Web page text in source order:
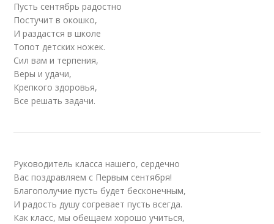
Пусть сентябрь радостно
Постучит в окошко,
И раздастся в школе
Топот детских ножек.
Сил вам и терпения,
Веры и удачи,
Крепкого здоровья,
Все решать задачи.
Руководитель класса нашего, сердечно
Вас поздравляем с Первым сентября!
Благополучие пусть будет бесконечным,
И радость душу согревает пусть всегда.
Как класс, мы обещаем хорошо учиться,